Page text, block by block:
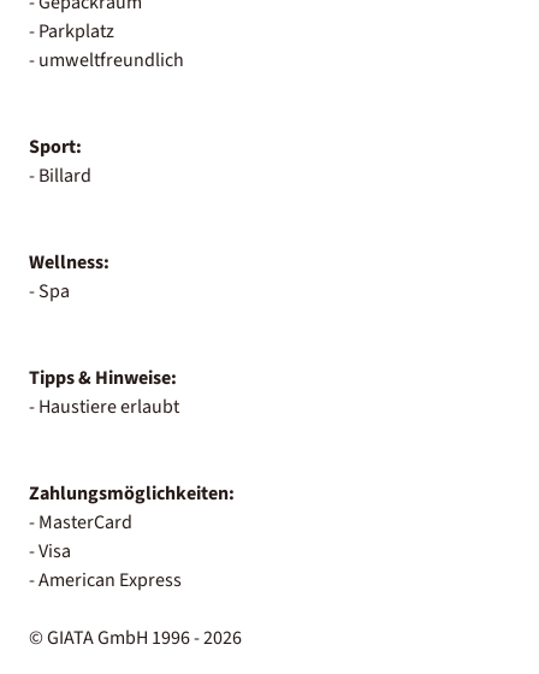
- Parkplatz
- umweltfreundlich
Sport:
- Billard
Wellness:
- Spa
Tipps & Hinweise:
- Haustiere erlaubt
Zahlungsmöglichkeiten:
- MasterCard
- Visa
- American Express
© GIATA GmbH 1996 - 2026